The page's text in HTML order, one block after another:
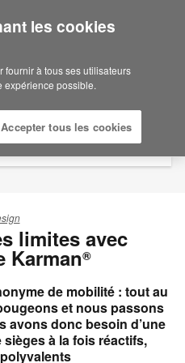
States?
see Products we sell in
limites avec
Karman®
de mobilité : tout au
et nous passons
avons donc besoin d’une
à la fois réactifs,
les cookies
fournir à tous ses utilisateurs
expérience possible.
Accepter tous les cookies